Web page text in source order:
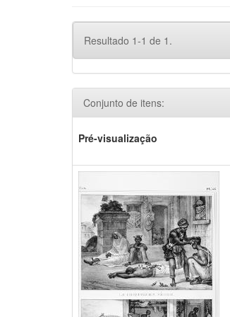
Resultado 1-1 de 1.
Conjunto de itens:
Pré-visualização